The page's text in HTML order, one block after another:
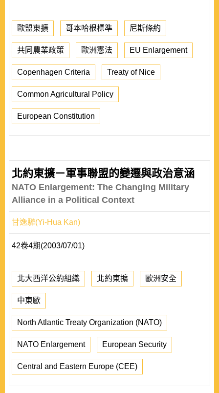
歐盟東擴 哥本哈根標準 尼斯條約
共同農業政策 歐洲憲法 EU Enlargement
Copenhagen Criteria Treaty of Nice
Common Agricultural Policy
European Constitution
北約東擴－軍事聯盟的變遷與政治意涵
NATO Enlargement: The Changing Military
Alliance in a Political Context
甘逸驊(Yi-Hua Kan)
42卷4期(2003/07/01)
北大西洋公約組織 北約東擴 歐洲安全
中東歐
North Atlantic Treaty Organization (NATO)
NATO Enlargement European Security
Central and Eastern Europe (CEE)